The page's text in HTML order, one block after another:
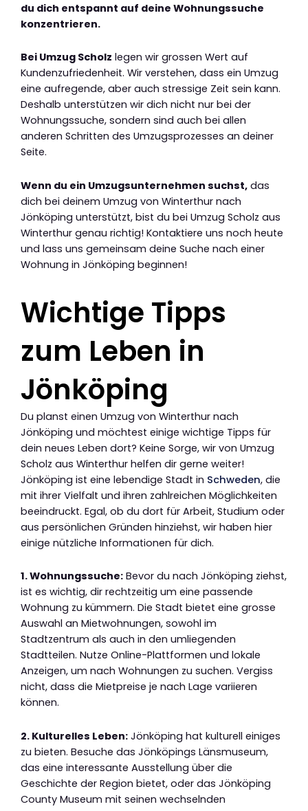
du dich entspannt auf deine Wohnungssuche
konzentrieren.
Bei Umzug Scholz legen wir grossen Wert auf
Kundenzufriedenheit. Wir verstehen, dass ein Umzug
eine aufregende, aber auch stressige Zeit sein kann.
Deshalb unterstützen wir dich nicht nur bei der
Wohnungssuche, sondern sind auch bei allen
anderen Schritten des Umzugsprozesses an deiner
Seite.
Wenn du ein Umzugsunternehmen suchst, das
dich bei deinem Umzug von Winterthur nach
Jönköping unterstützt, bist du bei Umzug Scholz aus
Winterthur genau richtig! Kontaktiere uns noch heute
und lass uns gemeinsam deine Suche nach einer
Wohnung in Jönköping beginnen!
Wichtige Tipps
zum Leben in
Jönköping
Du planst einen Umzug von Winterthur nach
Jönköping und möchtest einige wichtige Tipps für
dein neues Leben dort? Keine Sorge, wir von Umzug
Scholz aus Winterthur helfen dir gerne weiter!
Jönköping ist eine lebendige Stadt in Schweden, die
mit ihrer Vielfalt und ihren zahlreichen Möglichkeiten
beeindruckt. Egal, ob du dort für Arbeit, Studium oder
aus persönlichen Gründen hinziehst, wir haben hier
einige nützliche Informationen für dich.
1. Wohnungssuche: Bevor du nach Jönköping ziehst,
ist es wichtig, dir rechtzeitig um eine passende
Wohnung zu kümmern. Die Stadt bietet eine grosse
Auswahl an Mietwohnungen, sowohl im
Stadtzentrum als auch in den umliegenden
Stadtteilen. Nutze Online-Plattformen und lokale
Anzeigen, um nach Wohnungen zu suchen. Vergiss
nicht, dass die Mietpreise je nach Lage variieren
können.
2. Kulturelles Leben: Jönköping hat kulturell einiges
zu bieten. Besuche das Jönköpings Länsmuseum,
das eine interessante Ausstellung über die
Geschichte der Region bietet, oder das Jönköping
County Museum mit seinen wechselnden